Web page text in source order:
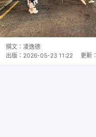
撰文： 凌逸德
出版： 2026-05-23 11:22 更新：